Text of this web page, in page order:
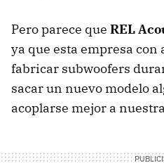
Pero parece que REL
ya que esta empresa
fabricar subwoofers
sacar un nuevo modelo
acoplarse mejor a